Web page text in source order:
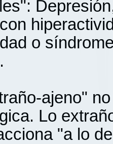
o
ajeno"
Lo
"a lo